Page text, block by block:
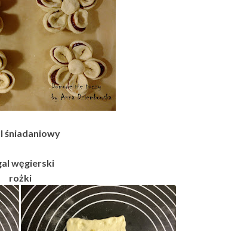
śniadaniowy
węgierski
rożki